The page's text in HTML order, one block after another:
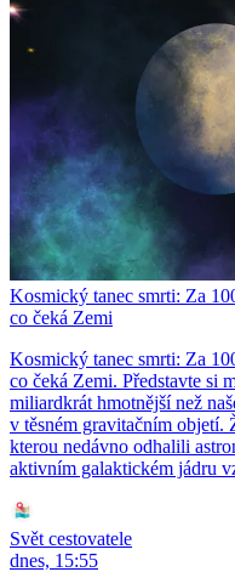
Kosmický tanec smrti: Za
co čeká Zemi
Kosmický tanec smrti: Za
co čeká Zemi. Představte si
miliardkrát hmotnější než
v těsném gravitačním objetí.
kterou nedávno odhalili
aktivním galaktickém jádru
Svět cestovatele
dnes, 15:55